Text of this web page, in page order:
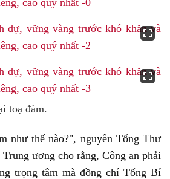
toạ đàm.
như thế nào?", nguyên Tổng Thư
ương cho rằng, Công an phải
trọng tâm mà đồng chí Tổng Bí